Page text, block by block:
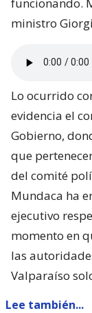
ministro
Lo ocurrido
evidencia el
Gobierno,
que
del comité
Mundaca ha
ejecutivo
momento en
las
Valparaíso
Lee también...